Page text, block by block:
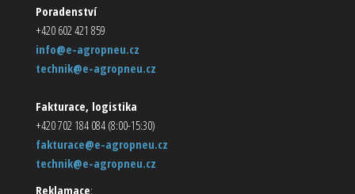
Poradenství
+420 602 421 859
info@e-agropneu.cz
technik@e-agropneu.cz
Fakturace, logistika
+420 702 184 084 (8:00-15:30)
fakturace@e-agropneu.cz
technik@e-agropneu.cz
Reklamace: